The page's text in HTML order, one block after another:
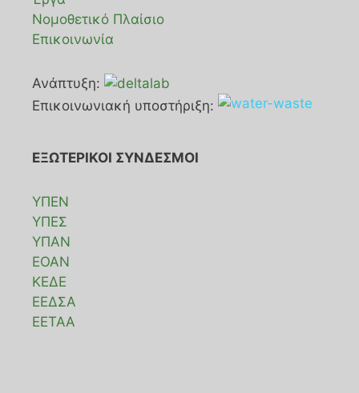
Νομοθετικό Πλαίσιο
Επικοινωνία
Ανάπτυξη:
Επικοινωνιακή υποστήριξη:
ΕΞΩΤΕΡΙΚΟΙ ΣΥΝΔΕΣΜΟΙ
ΥΠΕΝ
ΥΠΕΣ
ΥΠΑΝ
ΕΟΑΝ
ΚΕΔΕ
ΕΕΔΣΑ
ΕΕΤΑΑ